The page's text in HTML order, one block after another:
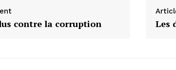
contre la corruption Les